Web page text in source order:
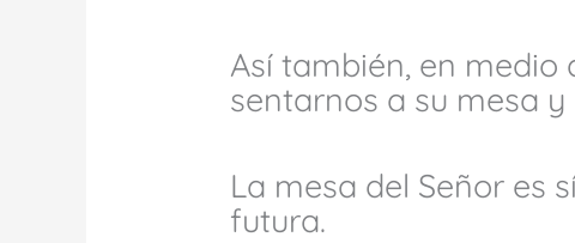
Así también, en medio
sentarnos a su mesa
La mesa del Señor es
futura.